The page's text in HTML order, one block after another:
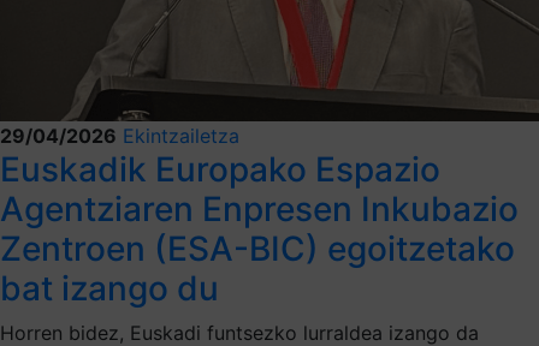
29/04/2026 Ekintzailetza
Euskadik Europako Espazio
Agentziaren Enpresen Inkubazio
Zentroen (ESA-BIC) egoitzetako
bat izango du
Horren bidez, Euskadi funtsezko lurraldea izango da